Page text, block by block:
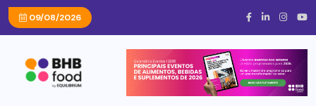
09/08/2026